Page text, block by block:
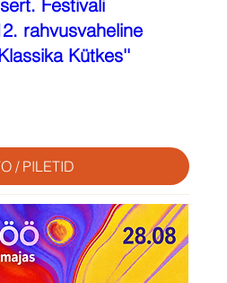
Festivali
rahvusvaheline
Kütkes''
/ PILETID